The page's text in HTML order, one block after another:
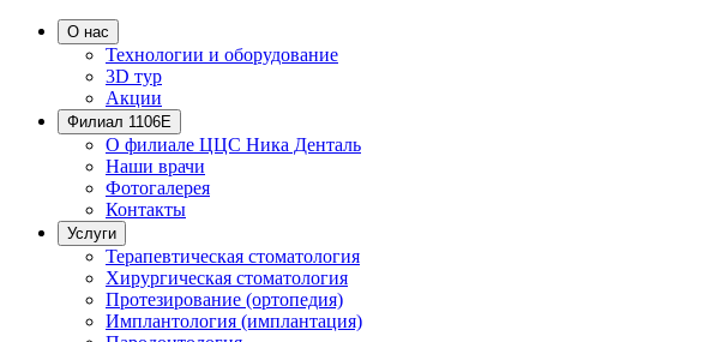
О нас
Технологии и оборудование
3D тур
Акции
Филиал 1106Е
О филиале ЦЦС Ника Денталь
Наши врачи
Фотогалерея
Контакты
Услуги
Терапевтическая стоматология
Хирургическая стоматология
Протезирование (ортопедия)
Имплантология (имплантация)